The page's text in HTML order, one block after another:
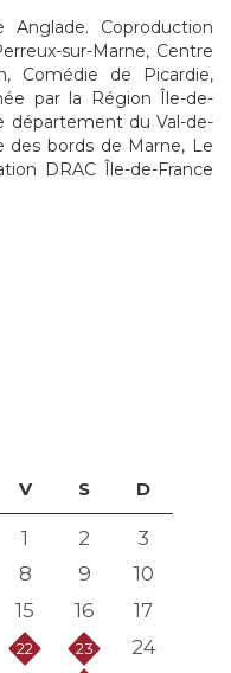
Anglade. Coproduction
sur-Marne, Centre
Comédie de Picardie,
par la Région Île-de-
département du Val-de-
des bords de Marne, Le
DRAC Île-de-France
V S D
1 2
3
8 9
10
15 16
17
22 23
24